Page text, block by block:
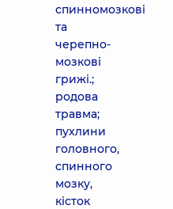
спинномозкові
та
черепно-
мозкові
грижі.;
родова
травма;
пухлини
головного,
спинного
мозку,
кісток